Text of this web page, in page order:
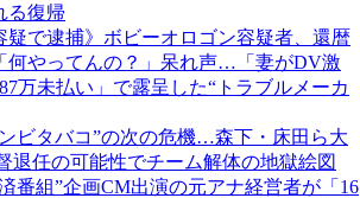
る復帰
疑で逮捕》ボビーオロゴン容疑者、還暦
何やってんの？」呆れ声…「妻がDV激
万未払い」で露呈した“トラブルメーカ
ンビタバコ”の次の危機…森下・床田ら大
退任の可能性でチーム解体の地獄絵図
番組”企画CM出演の元アナ経営者が「16